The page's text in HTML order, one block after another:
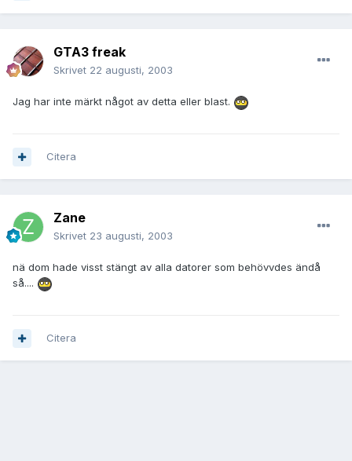
GTA3 freak
Skrivet 22 augusti, 2003
Jag har inte märkt något av detta eller blast.
Citera
Zane
Skrivet 23 augusti, 2003
nä dom hade visst stängt av alla datorer som behövvdes ändå
så....
Citera